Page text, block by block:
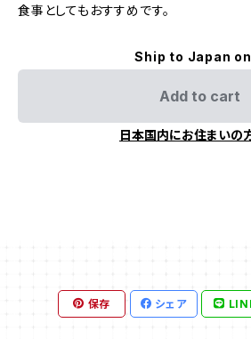
食事としてもおすすめです。
Ship to Japan
Add to cart
日本国内にお住まいの
保存 シェア